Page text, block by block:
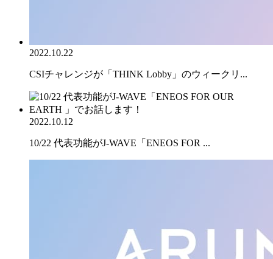
2022.10.22
CSIチャレンジが「THINK Lobby」のウィークリ...
2022.10.12
10/22 代表功能がJ-WAVE「ENEOS FOR ...